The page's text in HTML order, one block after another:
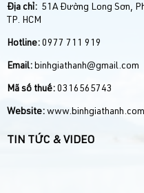
Địa chỉ: 51A Đường Long Sơn,
TP. HCM
Hotline: 0977 711 919
Email: binhgiathanh@gmail.com
Mã số thuế: 0316565743
Website: www.binhgiathanh.com
TIN TỨC & VIDEO